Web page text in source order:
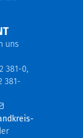
uns
381-0,
381-